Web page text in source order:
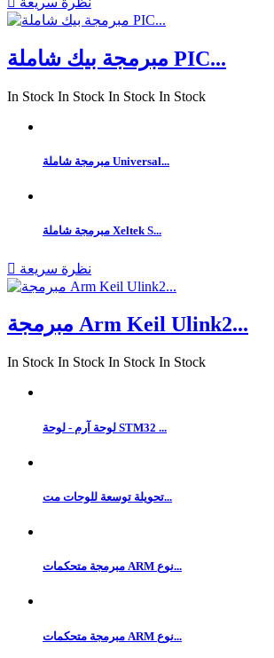
مبرمجة بيك شاملة PIC...
In Stock In Stock In Stock In Stock
مبرمجة شاملة Universal...
مبرمجة شاملة Xeltek S...
 نظرة سريعة
مبرمجة Arm Keil Ulink2...
In Stock In Stock In Stock In Stock
لوحة آرم - لوحة STM32 ...
تحويلة توسعة للوحات مت...
مبرمجة متحكمات ARM نوع...
مبرمجة متحكمات ARM نوع...